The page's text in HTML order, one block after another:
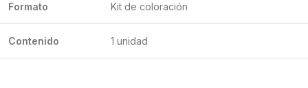
Formato Kit de coloración
Contenido 1 unidad